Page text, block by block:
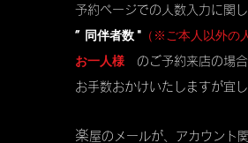
予約ページでの人数入力に関
” 同伴者数 " （※ご本人以外の
お一人様 のご予約来店の場
お手数おかけいたしますが宜
楽屋のメールが、アカウント